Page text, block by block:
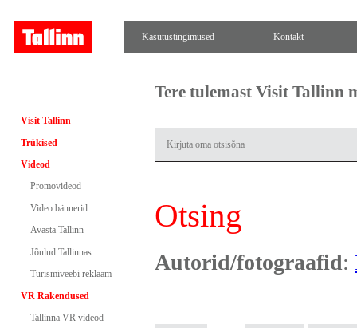
Kasutustingimused Kontakt
Visit Tallinn
Trükised
Videod
Promovideod
Video bännerid
Avasta Tallinn
Jõulud Tallinnas
Turismiveebi reklaam
VR Rakendused
Tallinna VR videod
Tere tulemast Visit Tallinn
Otsing
Autorid/fotograafid: